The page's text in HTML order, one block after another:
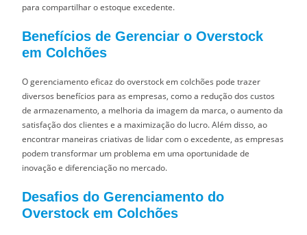
para compartilhar o estoque excedente.
Benefícios de Gerenciar o Overstock
em Colchões
O gerenciamento eficaz do overstock em colchões pode trazer
diversos benefícios para as empresas, como a redução dos custos
de armazenamento, a melhoria da imagem da marca, o aumento da
satisfação dos clientes e a maximização do lucro. Além disso, ao
encontrar maneiras criativas de lidar com o excedente, as empresas
podem transformar um problema em uma oportunidade de
inovação e diferenciação no mercado.
Desafios do Gerenciamento do
Overstock em Colchões